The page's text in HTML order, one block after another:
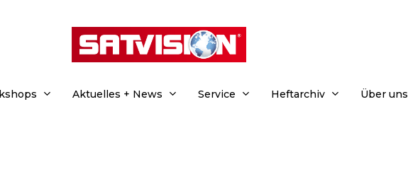
Aktuelles + News Service Heftarchiv Über uns